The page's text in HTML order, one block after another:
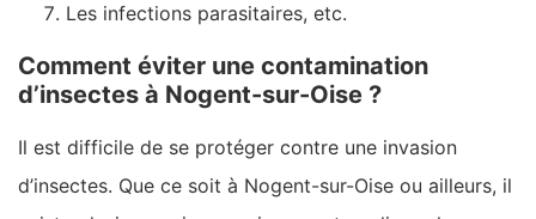
Les infections parasitaires, etc.
Comment éviter une contamination
d’insectes à Nogent-sur-Oise ?
Il est difficile de se protéger contre une invasion
d’insectes. Que ce soit à Nogent-sur-Oise ou ailleurs, il